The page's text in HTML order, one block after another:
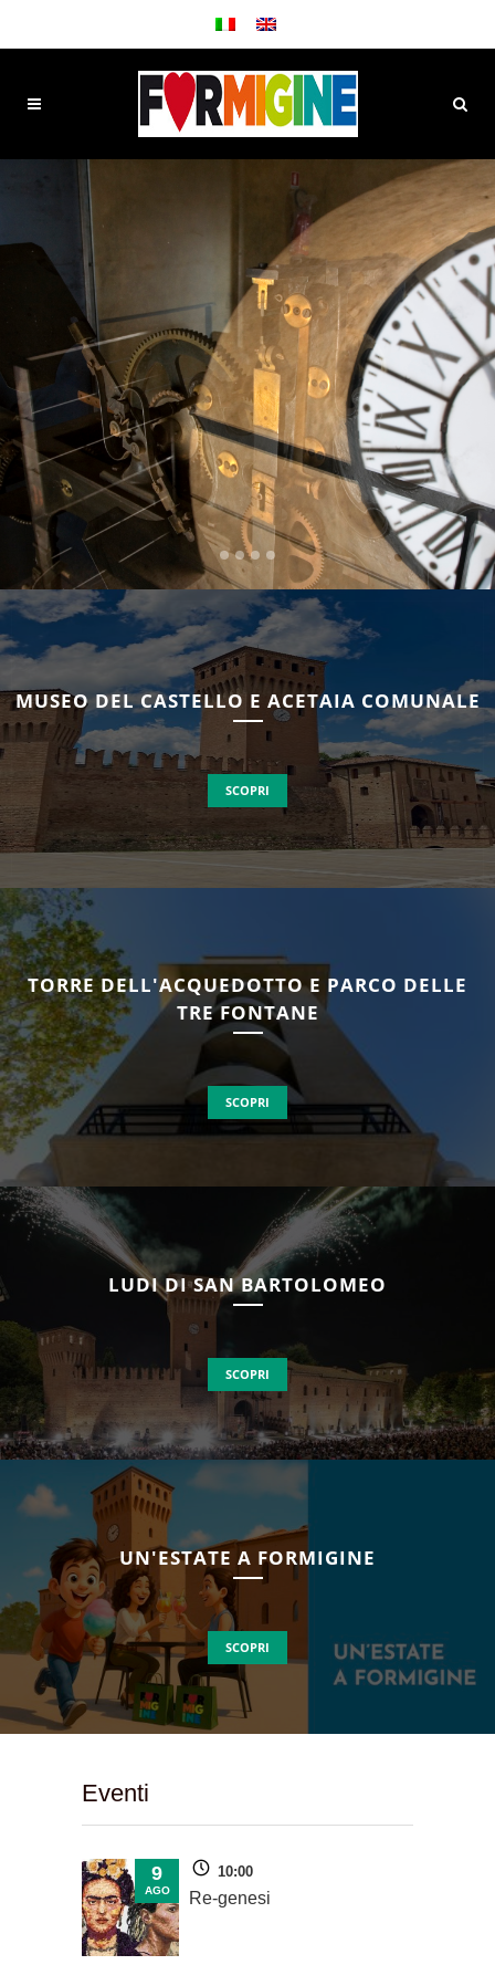
SCOPRI
FORMIGINE
LA CITTÀ DELLA "BUONA VITA"
MUSEO DEL CASTELLO E ACETAIA COMUNALE
SCOPRI
TORRE DELL'ACQUEDOTTO E PARCO DELLE
TRE FONTANE
SCOPRI
LUDI DI SAN BARTOLOMEO
SCOPRI
UN'ESTATE A FORMIGINE
SCOPRI
Eventi
9
AGO
10:00
Re-genesi